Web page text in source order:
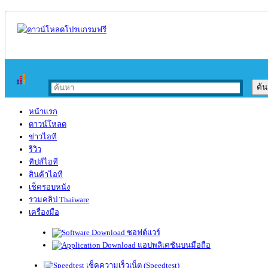
หน้าแรก
ดาวน์โหลด
ข่าวไอที
รีวิว
ทิปส์ไอที
สินค้าไอที
เช็ครอบหนัง
รวมคลิป Thaiware
เครื่องมือ
ซอฟต์แวร์
แอปพลิเคชันบนมือถือ
เช็คความเร็วเน็ต (Speedtest)